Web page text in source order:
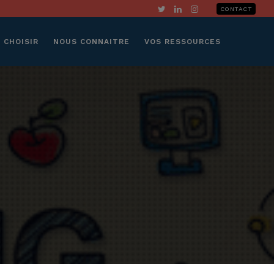
CONTACT
CHOISIR NOUS CONNAITRE VOS RESSOURCES